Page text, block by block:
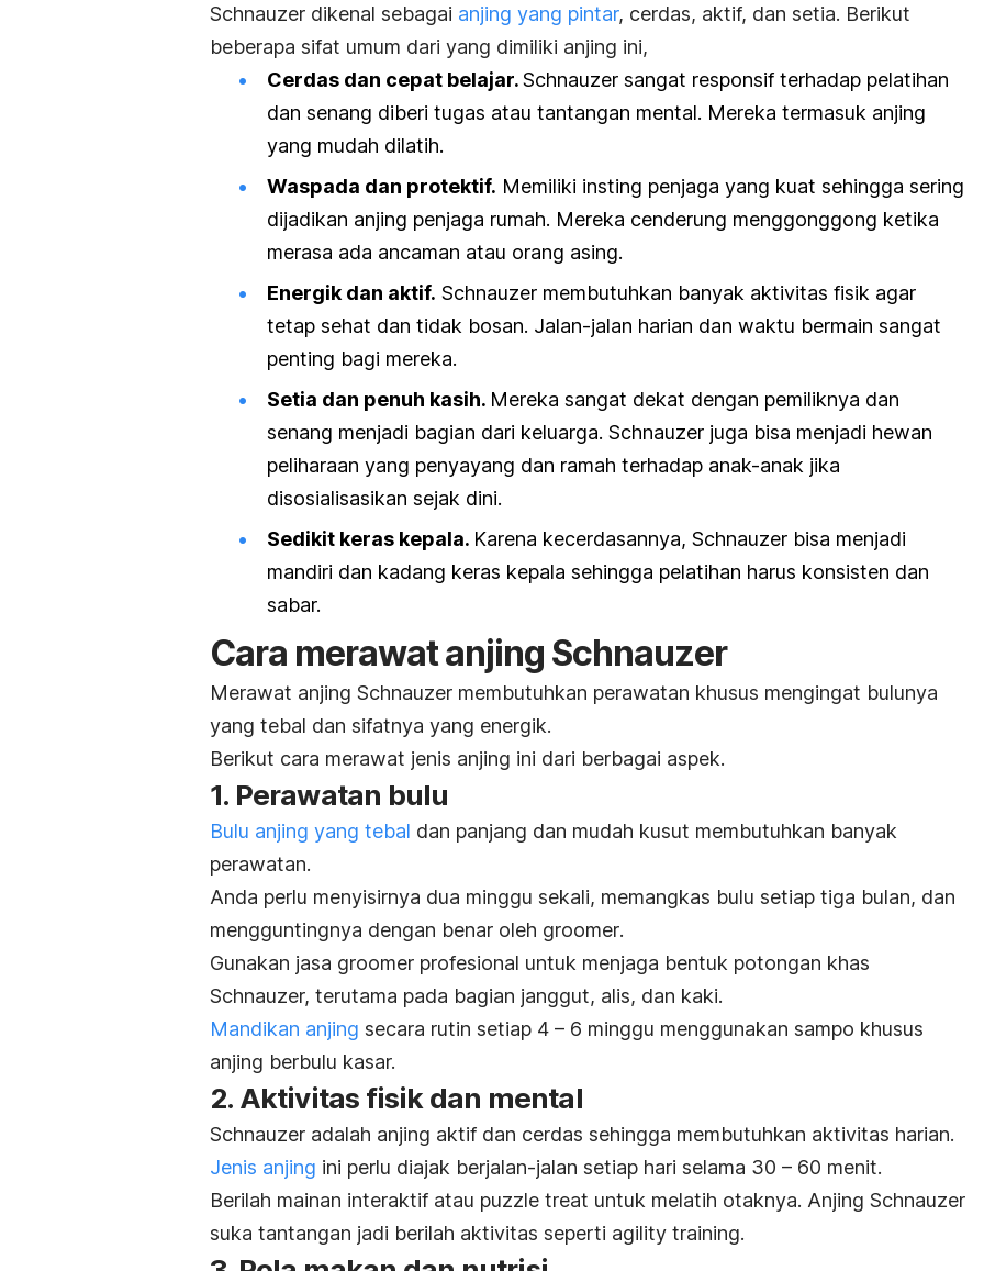
Schnauzer dikenal sebagai anjing yang pintar, cerdas, aktif, dan setia. Berikut
beberapa sifat umum dari yang dimiliki anjing ini,
Cerdas dan cepat belajar.Schnauzer sangat responsif terhadap pelatihan
dan senang diberi tugas atau tantangan mental. Mereka termasuk anjing
yang mudah dilatih.
Waspada dan protektif. Memiliki insting penjaga yang kuat sehingga sering
dijadikan anjing penjaga rumah. Mereka cenderung menggonggong ketika
merasa ada ancaman atau orang asing.
Energik dan aktif. Schnauzer membutuhkan banyak aktivitas fisik agar
tetap sehat dan tidak bosan. Jalan-jalan harian dan waktu bermain sangat
penting bagi mereka.
Setia dan penuh kasih. Mereka sangat dekat dengan pemiliknya dan
senang menjadi bagian dari keluarga. Schnauzer juga bisa menjadi hewan
peliharaan yang penyayang dan ramah terhadap anak-anak jika
disosialisasikan sejak dini.
Sedikit keras kepala. Karena kecerdasannya, Schnauzer bisa menjadi
mandiri dan kadang keras kepala sehingga pelatihan harus konsisten dan
sabar.
Cara merawat anjing Schnauzer
Merawat anjing Schnauzer membutuhkan perawatan khusus mengingat bulunya
yang tebal dan sifatnya yang energik.
Berikut cara merawat jenis anjing ini dari berbagai aspek.
1. Perawatan bulu
Bulu anjing yang tebal dan panjang dan mudah kusut membutuhkan banyak
perawatan.
Anda perlu menyisirnya dua minggu sekali, memangkas bulu setiap tiga bulan, dan
mengguntingnya dengan benar oleh groomer.
Gunakan jasa groomer profesional untuk menjaga bentuk potongan khas
Schnauzer, terutama pada bagian janggut, alis, dan kaki.
Mandikan anjing secara rutin setiap 4 – 6 minggu menggunakan sampo khusus
anjing berbulu kasar.
2. Aktivitas fisik dan mental
Schnauzer adalah anjing aktif dan cerdas sehingga membutuhkan aktivitas harian.
Jenis anjing ini perlu diajak berjalan-jalan setiap hari selama 30 – 60 menit.
Berilah mainan interaktif atau puzzle treat untuk melatih otaknya. Anjing Schnauzer
suka tantangan jadi berilah aktivitas seperti agility training.